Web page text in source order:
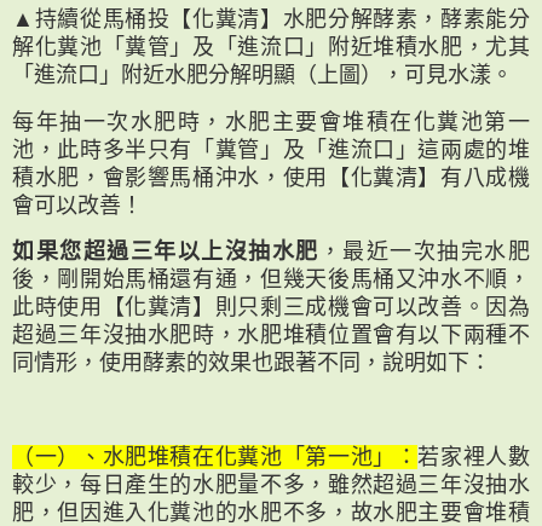
▲持續從馬桶投【化糞清】水肥分解酵素，酵素能分
解化糞池「糞管」及「進流口」附近堆積水肥，尤其
「進流口」附近水肥分解明顯（上圖），可見水漾。
每年抽一次水肥時，水肥主要會堆積在化糞池第一
池，此時多半只有「糞管」及「進流口」這兩處的堆
積水肥，會影響馬桶沖水，使用【化糞清】有八成機
會可以改善！
如果您超過三年以上沒抽水肥 ，最近一次抽完水肥
後，剛開始馬桶還有通，但幾天後馬桶又沖水不順，
此時使用【化糞清】則只剩三成機會可以改善。因為
超過三年沒抽水肥時，水肥堆積位置會有以下兩種不
同情形，使用酵素的效果也跟著不同，說明如下：
（一）、水肥堆積在化糞池「第一池」：若家裡人數
較少，每日產生的水肥量不多，雖然超過三年沒抽水
肥，但因進入化糞池的水肥不多，故水肥主要會堆積